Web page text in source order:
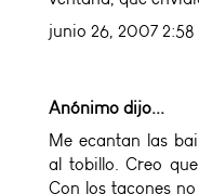
junio 26, 2007 2:58
Anónimo dijo...
Me ecantan las
al tobillo. Creo
Con los tacones